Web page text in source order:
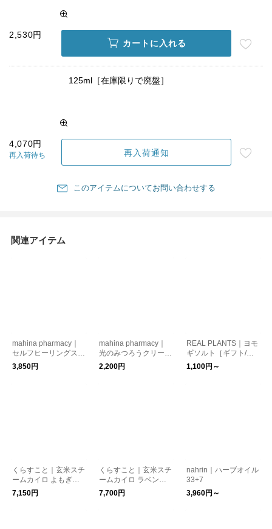
2,530円
カートに入れる
125ml［在庫限りで廃盤］
4,070円
再入荷待ち 再入荷通知
このアイテムについてお問い合わせする
関連アイテム
mahina pharmacy｜
セルフヒーリングスプ
レー
3,850円
mahina pharmacy｜
光のみつろうクリーム
温め warm
2,200円
REAL PLANTS｜ヨモ
ギソルト［ギフト/贈
り物］
1,100円～
くらすこと｜玄米スチ
ームカイロ よもぎ温
ざぶとん［ギフト/贈
り物/新生活/温活・冷
7,150円
くらすこと｜玄米スチ
ームカイロ ラベンダ
ー（肩・首・全身用）
［ギフト/贈り物/新生
7,700円
nahrin｜ハーブオイル
33+7
3,960円～